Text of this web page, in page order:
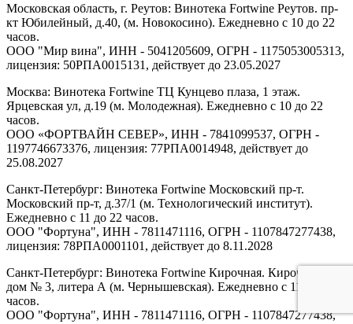
Московская область, г. Реутов: Винотека Fortwine Реутов. пр-
кт Юбилейный, д.40, (м. Новокосино). Ежедневно с 10 до 22
часов.
ООО "Мир вина", ИНН - 5041205609, ОГРН - 1175053005313,
лицензия: 50РПА0015131, действует до 23.05.2027
Москва: Винотека Fortwine ТЦ Кунцево плаза, 1 этаж.
Ярцевская ул, д.19 (м. Молодежная). Ежедневно с 10 до 22
часов.
ООО «ФОРТВАЙН СЕВЕР», ИНН - 7841099537, ОГРН -
1197746673376, лицензия: 77РПА0014948, действует до
25.08.2027
Санкт-Петербург: Винотека Fortwine Московский пр-т.
Московский пр-т, д.37/1 (м. Технологический институт).
Ежедневно с 11 до 22 часов.
ООО "Фортуна", ИНН - 7811471116, ОГРН - 1107847277438,
лицензия: 78РПА0001101, действует до 8.11.2028
Санкт-Петербург: Винотека Fortwine Кирочная. Кирочная ул,
дом № 3, литера А (м. Чернышевская). Ежедневно с 11 до 22
часов.
ООО "Фортуна", ИНН - 7811471116, ОГРН - 1107847277438,